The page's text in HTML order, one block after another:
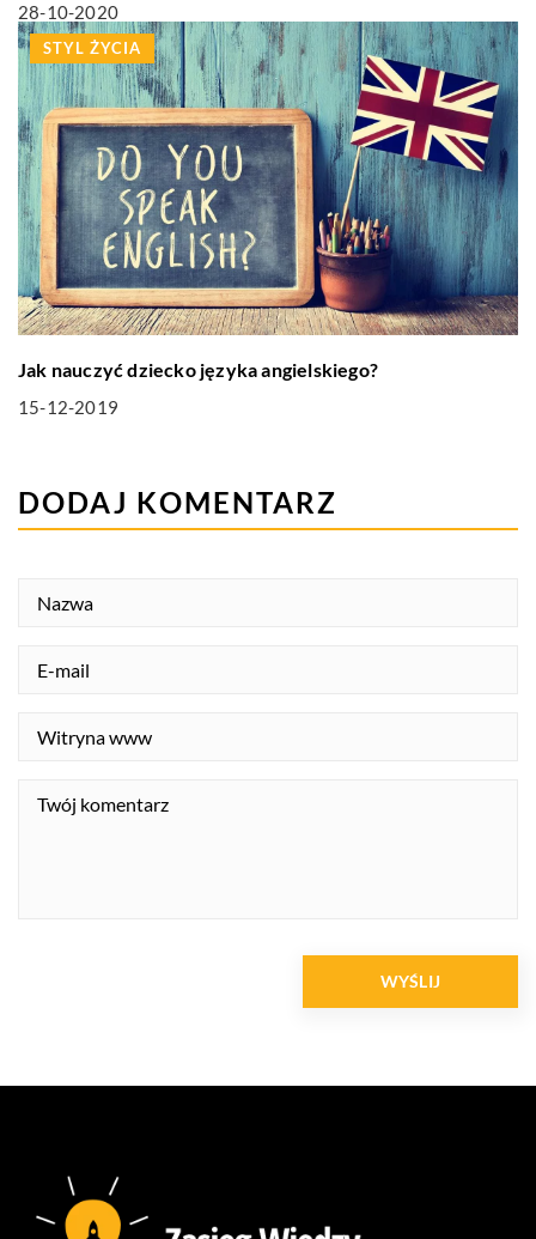
28-10-2020
STYL ŻYCIA
Jak nauczyć dziecko języka angielskiego?
15-12-2019
DODAJ KOMENTARZ